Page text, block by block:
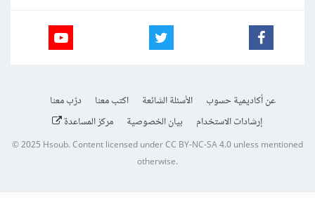
عن أكاديمية حسوب الأسئلة الشائعة اكتب معنا
درّب معنا
إرشادات الاستخدام
بيان الخصوصية مركز المساعدة
© 2025Hsoub.Content licensed underCC BY-NC-SA 4.0unless mentioned
otherwise.